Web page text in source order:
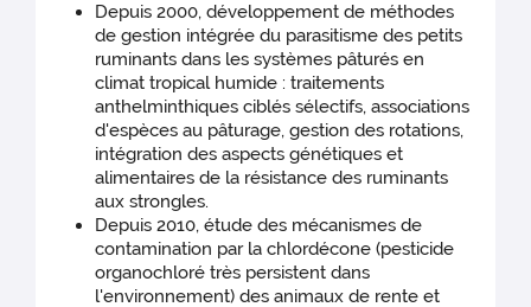
Depuis 2000, développement de méthodes
de gestion intégrée du parasitisme des petits
ruminants dans les systèmes pâturés en
climat tropical humide : traitements
anthelminthiques ciblés sélectifs, associations
d'espèces au pâturage, gestion des rotations,
intégration des aspects génétiques et
alimentaires de la résistance des ruminants
aux strongles.
Depuis 2010, étude des mécanismes de
contamination par la chlordécone (pesticide
organochloré très persistent dans
l'environnement) des animaux de rente et